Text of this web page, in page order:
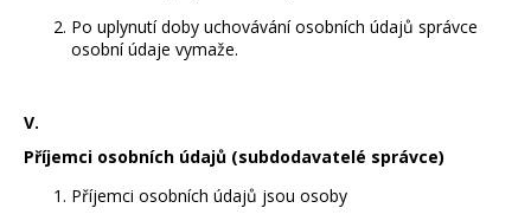
Po uplynutí doby uchovávání osobních údajů správce
osobní údaje vymaže.
V.
Příjemci osobních údajů (subdodavatelé správce)
Příjemci osobních údajů jsou osoby